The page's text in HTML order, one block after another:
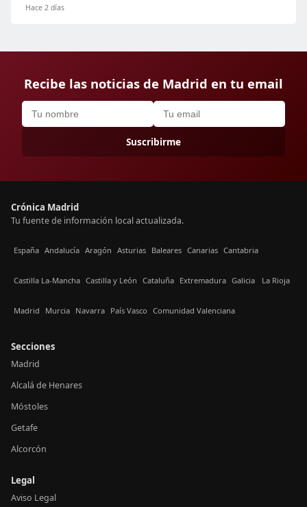
Hace 2 días
Recibe las noticias de Madrid en tu email
Suscribirme
Crónica Madrid
Tu fuente de información local actualizada.
España Andalucía Aragón Asturias Baleares Canarias Cantabria
Castilla La-Mancha Castilla y León Cataluña Extremadura Galicia La Rioja
Madrid Murcia Navarra País Vasco Comunidad Valenciana
Secciones
Madrid
Alcalá de Henares
Móstoles
Getafe
Alcorcón
Legal
Aviso Legal